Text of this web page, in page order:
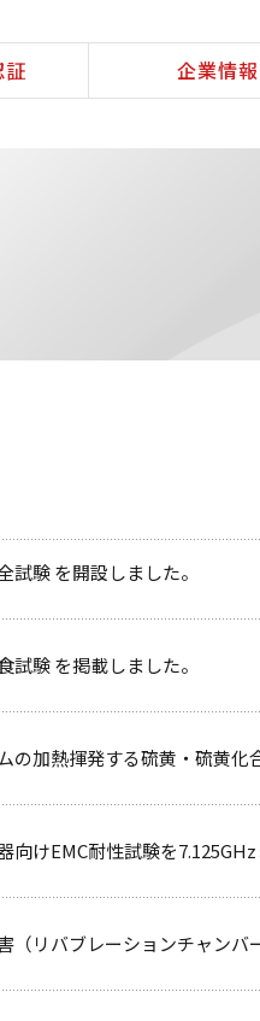
証 企業情報
試験 を開設しました。
試験 を掲載しました。
の加熱揮発する硫黄・硫黄化
向けEMC耐性試験を
（リバブレーションチャンバ